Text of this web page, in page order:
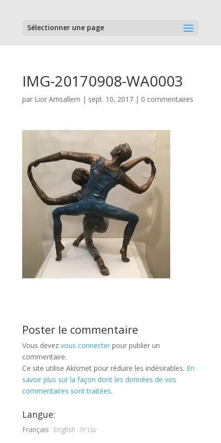
Sélectionner une page
IMG-20170908-WA0003
par Lior Amsallem | sept. 10, 2017| 0 commentaires
Poster le commentaire
Vous devez vous connecterpour publier un
commentaire.
Ce site utilise Akismet pour réduire les indésirables. En
savoir plus sur la façon dont les données de vos
commentaires sont traitées.
Langue:
Français English עברית